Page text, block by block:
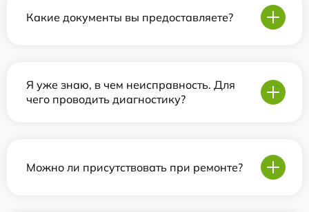
Какие документы вы предоставляете?
Я уже знаю, в чем неисправность. Для
чего проводить диагностику?
Можно ли присутствовать при ремонте?